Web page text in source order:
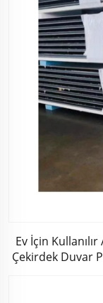
Ev İçin
Çekirdek Duvar